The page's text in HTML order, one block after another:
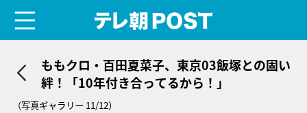
ももクロ・百田夏菜子、東京03飯塚との固い
絆！「10年付き合ってるから！」
（写真ギャラリー 11/12）